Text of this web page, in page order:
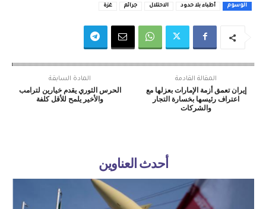
الوسوم أطباء بلا حدود الاحتلال جرائم غزة
المادة السابقة
الحرس الثوري يقدم خيارين لترامب
والأخير يلمح للأقل كلفة
المقالة القادمة
إيران تعمق أزمة الإمارات بعزلها مع
اعتراف رئيسها بخسارة التجار
والشركات
أحدث العناوين